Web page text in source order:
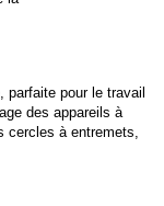
pour le travail
des appareils à
à entremets,